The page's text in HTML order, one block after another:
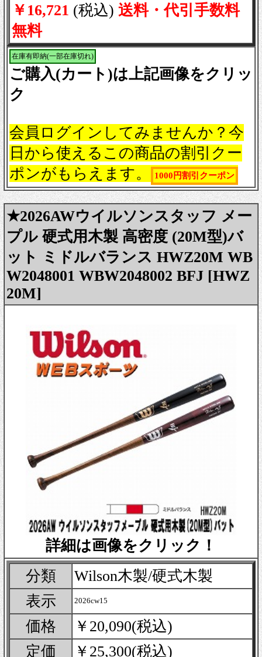
￥16,721 (税込) 送料・代引手数料
無料
在庫有即納(一部在庫切れ)
ご購入(カート)は上記画像をクリッ
ク
会員ログインしてみませんか？今
日から使えるこの商品の割引クー
ポンがもらえます。
1000円割引クーポン
★2026AWウイルソンスタッフ メー
プル 硬式用木製 高密度 (20M型)バ
ット ミドルバランス HWZ20M WB
W2048001 WBW2048002 BFJ [HWZ
20M]
詳細は画像をクリック！
分類
Wilson木製/硬式木製
表示
2026cw15
価格
￥20,090(税込)
定価
￥25,300(税込)